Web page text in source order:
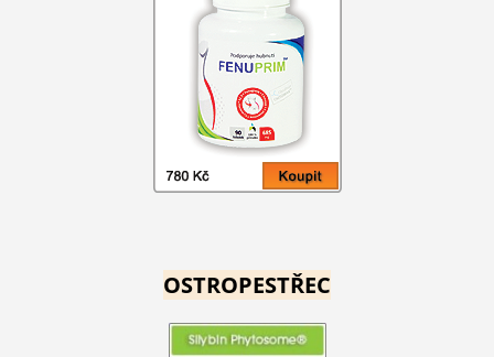
OSTROPESTŘEC